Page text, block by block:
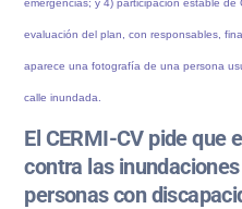
El CERMI-CV pide que
contra las
personas con